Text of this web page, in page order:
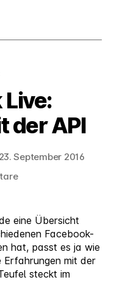
der API
23. September 2016
zu
Erfahrung
mit
der
API
eine Übersicht
Facebook-
hat, passt es ja wie
Erfahrungen mit der
steckt im